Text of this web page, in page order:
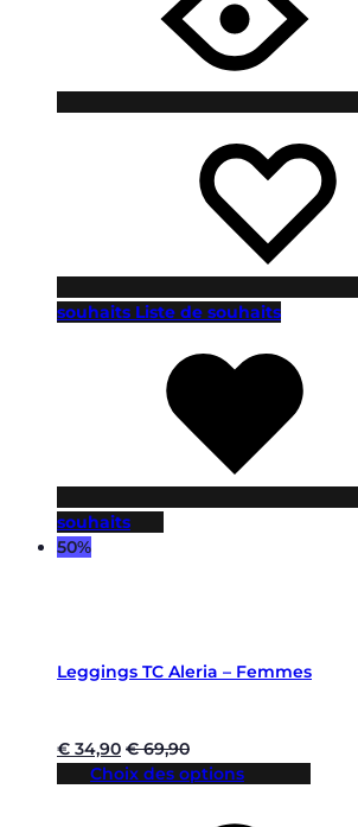
souhaits Liste de souhaits
souhaits
50%
Leggings TC Aleria – Femmes
€ 34,90 €69,90
Choix des options